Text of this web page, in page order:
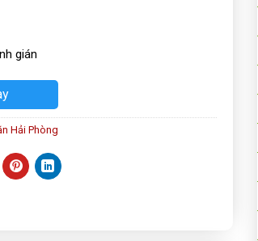
gián
Hải Phòng